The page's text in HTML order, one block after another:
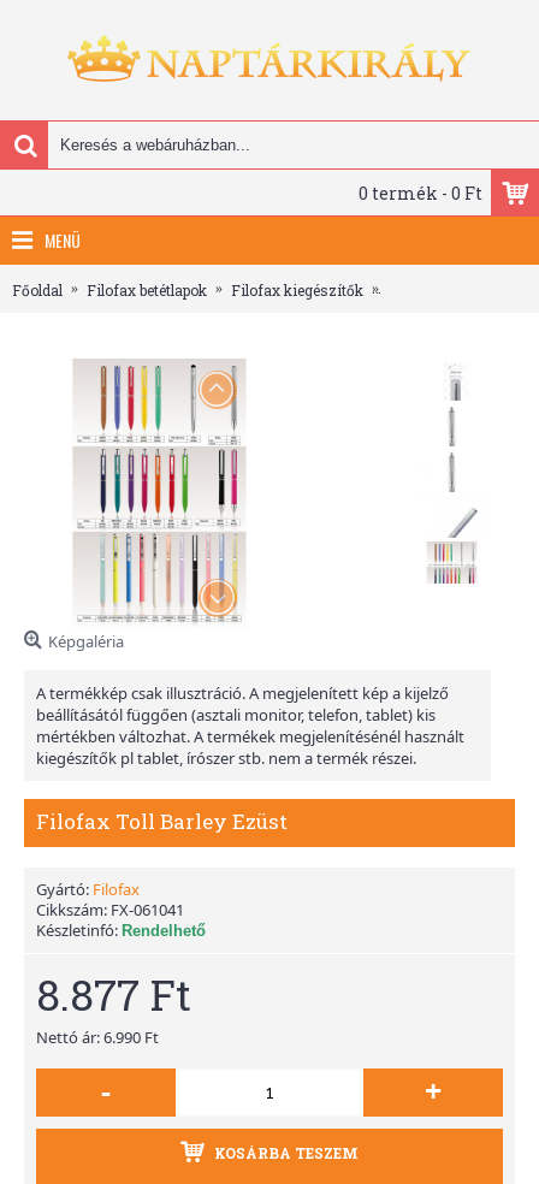
0 termék - 0 Ft
MENÜ
Főoldal Filofax betétlapok Filofax kiegészítők
Képgaléria
A termékkép csak illusztráció. A megjelenített kép a kijelző
beállításától függően (asztali monitor, telefon, tablet) kis
mértékben változhat. A termékek megjelenítésénél használt
kiegészítők pl tablet, írószer stb. nem a termék részei.
Filofax Toll Barley Ezüst
Gyártó: Filofax
Cikkszám: FX-061041
Készletinfó: Rendelhető
8.877 Ft
Nettó ár: 6.990 Ft
- +
KOSÁRBA TESZEM